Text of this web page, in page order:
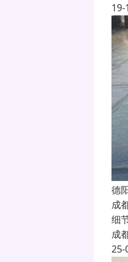
19-
德
成
细
成
25-